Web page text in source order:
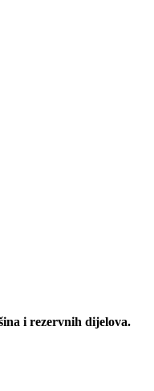
i rezervnih dijelova.